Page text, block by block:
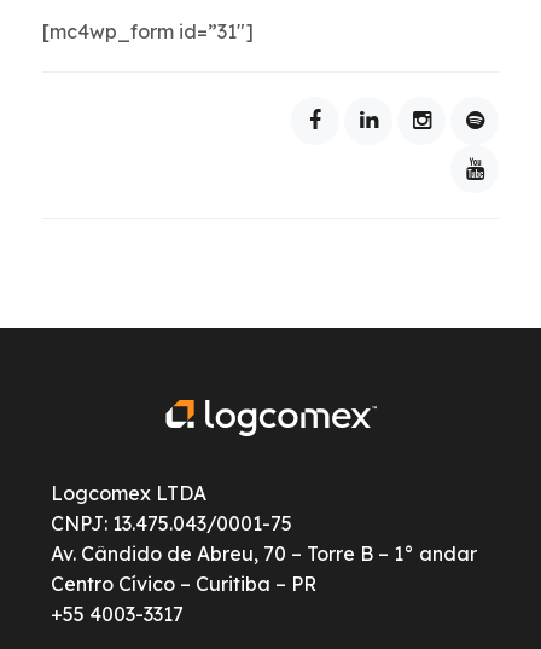
[mc4wp_form id=”31″]
Logcomex LTDA
CNPJ: 13.475.043/0001-75
Av. Cândido de Abreu, 70 – Torre B – 1° andar
Centro Cívico – Curitiba – PR
+55 4003-3317